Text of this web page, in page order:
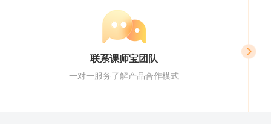
联系课师宝团队
一对一服务了解产品合作模式